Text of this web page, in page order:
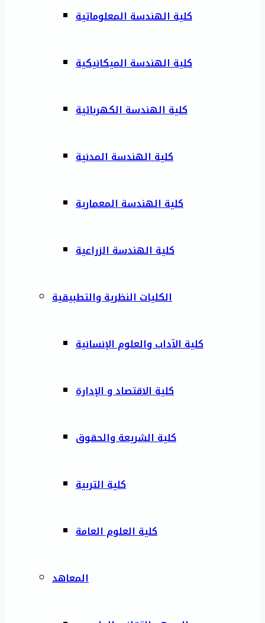
كلية الهندسة المعلوماتية
كلية الهندسة الميكانيكية
كلية الهندسة الكهربائية
كلية الهندسة المدنية
كلية الهندسة المعمارية
كلية الهندسة الزراعية
الكليات النظرية والتطبيقية
كلية الآداب والعلوم الإنسانية
كلية الاقتصاد و الإدارة
كلية الشريعة والحقوق
كلية التربية
كلية العلوم العامة
المعاهد